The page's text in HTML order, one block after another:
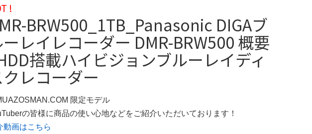
!
BRW500_1TB_Panasonic DIGAブ
レイレコーダー DMR-BRW500 概要
搭載ハイビジョンブルーレイディ
クレコーダー
限定モデル
の皆様に商品の使い心地などをご紹介いただいております！
動画はこちら